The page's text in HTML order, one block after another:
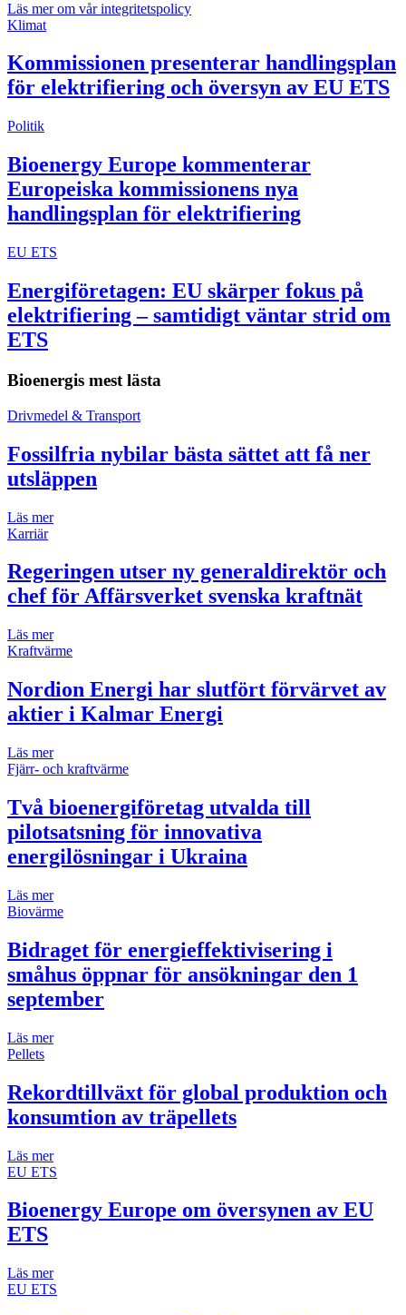
Läs mer om vår integritetspolicy
Klimat
Kommissionen presenterar handlingsplan
för elektrifiering och översyn av EU ETS
Politik
Bioenergy Europe kommenterar
Europeiska kommissionens nya
handlingsplan för elektrifiering
EU ETS
Energiföretagen: EU skärper fokus på
elektrifiering – samtidigt väntar strid om
ETS
Bioenergis mest lästa
Drivmedel & Transport
Fossilfria nybilar bästa sättet att få ner
utsläppen
Läs mer
Karriär
Regeringen utser ny generaldirektör och
chef för Affärsverket svenska kraftnät
Läs mer
Kraftvärme
Nordion Energi har slutfört förvärvet av
aktier i Kalmar Energi
Läs mer
Fjärr- och kraftvärme
Två bioenergiföretag utvalda till
pilotsatsning för innovativa
energilösningar i Ukraina
Läs mer
Biovärme
Bidraget för energieffektivisering i
småhus öppnar för ansökningar den 1
september
Läs mer
Pellets
Rekordtillväxt för global produktion och
konsumtion av träpellets
Läs mer
EU ETS
Bioenergy Europe om översynen av EU
ETS
Läs mer
EU ETS